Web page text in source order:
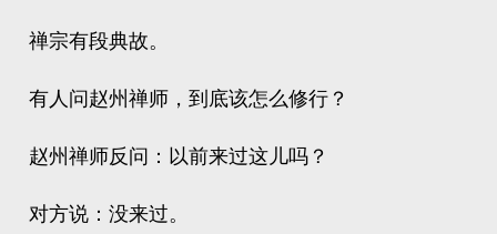
禅宗有段典故。
有人问 赵州禅师 ，到底该怎么修行？
赵州禅师反问：以前来过这儿吗？
对方说：没来过。